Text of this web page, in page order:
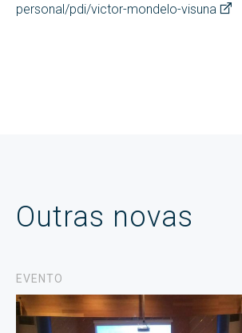
personal/pdi/victor-mondelo-visuna
Outras novas
EVENTO